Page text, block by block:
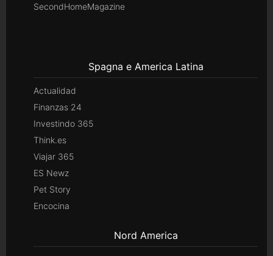
SecondHomeMagazine
Spagna e America Latina
Actualidad
Finanzas 24
Investindo 365
Think.es
Viajar 365
ES Newz
Pet Story
Encocina
Nord America